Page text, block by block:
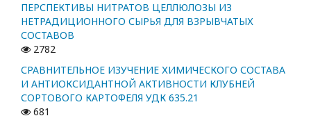
ПЕРСПЕКТИВЫ НИТРАТОВ ЦЕЛЛЮЛОЗЫ ИЗ
НЕТРАДИЦИОННОГО СЫРЬЯ ДЛЯ ВЗРЫВЧАТЫХ
СОСТАВОВ
2782
СРАВНИТЕЛЬНОЕ ИЗУЧЕНИЕ ХИМИЧЕСКОГО СОСТАВА
И АНТИОКСИДАНТНОЙ АКТИВНОСТИ КЛУБНЕЙ
СОРТОВОГО КАРТОФЕЛЯ УДК 635.21
681